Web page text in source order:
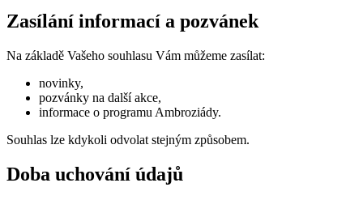
Zasílání informací a pozvánek
Na základě Vašeho souhlasu Vám můžeme zasílat:
novinky,
pozvánky na další akce,
informace o programu Ambroziády.
Souhlas lze kdykoli odvolat stejným způsobem.
Doba uchování údajů